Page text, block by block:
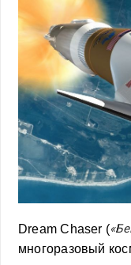
Dream Chaser (
многоразовый